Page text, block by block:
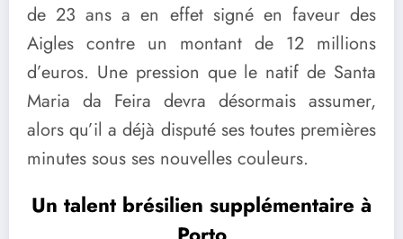
de 23 ans a en effet signé en faveur des
Aigles contre un montant de 12 millions
d’euros. Une pression que le natif de Santa
Maria da Feira devra désormais assumer,
alors qu’il a déjà disputé ses toutes premières
minutes sous ses nouvelles couleurs.
Un talent brésilien supplémentaire à